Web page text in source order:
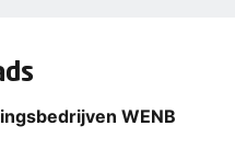
WENB